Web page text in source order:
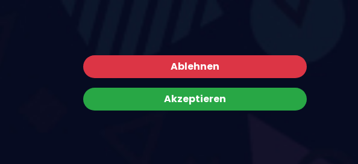
Ablehnen
Akzeptieren